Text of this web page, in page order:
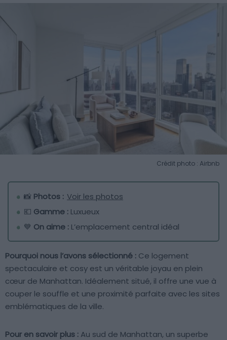
Crédit photo : Airbnb
📸 Photos : Voir les photos
💶 Gamme : Luxueux
💙 On aime : L’emplacement central idéal
Pourquoi nous l’avons sélectionné : Ce logement
spectaculaire et cosy est un véritable joyau en plein
cœur de Manhattan. Idéalement situé, il offre une vue à
couper le souffle et une proximité parfaite avec les sites
emblématiques de la ville.
Pour en savoir plus : Au sud de Manhattan, un superbe